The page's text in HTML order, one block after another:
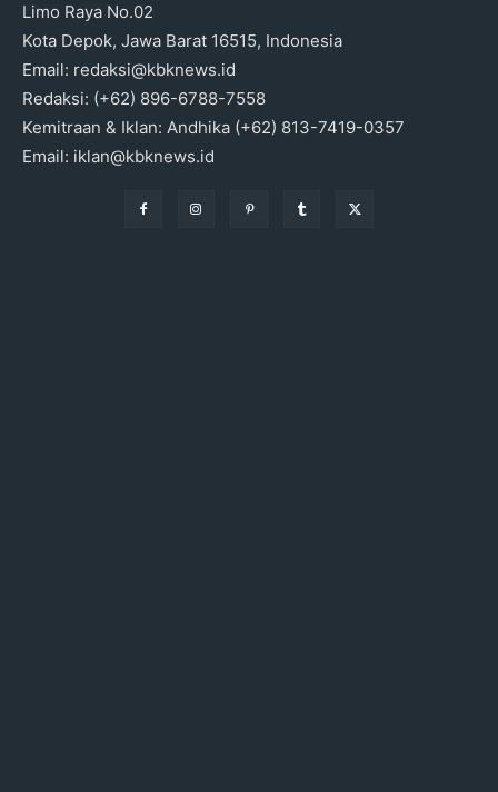
Limo Raya No.02
Kota Depok, Jawa Barat 16515, Indonesia
Email: redaksi@kbknews.id
Redaksi: (+62) 896-6788-7558
Kemitraan & Iklan: Andhika (+62) 813-7419-0357
Email: iklan@kbknews.id